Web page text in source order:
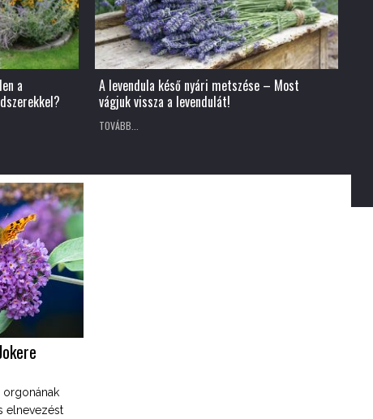
a
A levendula késő nyári metszése – Most
vágjuk vissza a levendulát!
TOVÁBB...
orgonának
elnevezést